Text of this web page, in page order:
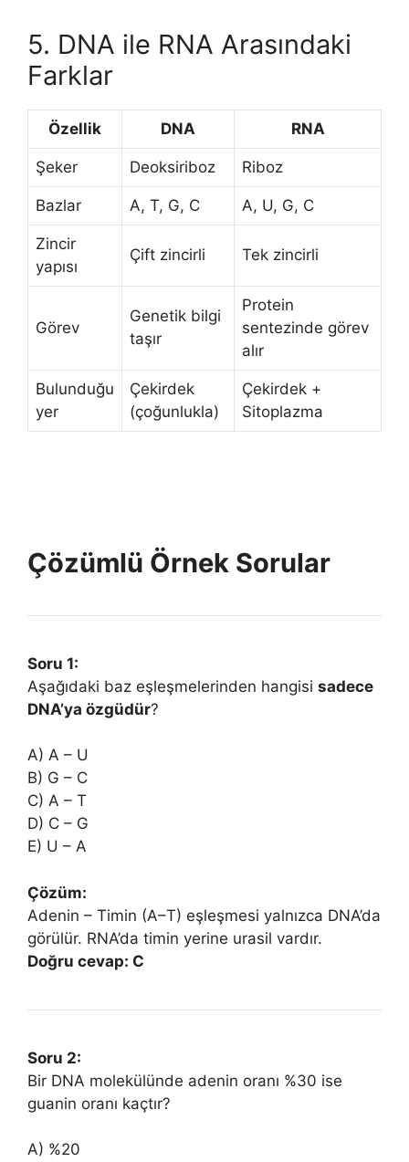
5. DNA ile RNA Arasındaki
Farklar
Özellik DNA RNA
Şeker Deoksiriboz Riboz
Bazlar A, T, G, C A, U, G, C
Zincir
yapısı
Çift zincirli Tek zincirli
Görev
Genetik bilgi
taşır
Protein
sentezinde görev
alır
Bulunduğu
yer
Çekirdek
(çoğunlukla)
Çekirdek +
Sitoplazma
Çözümlü Örnek Sorular
Soru 1:
Aşağıdaki baz eşleşmelerinden hangisi sadece
DNA’ya özgüdür?
A) A – U
B) G – C
C) A – T
D) C – G
E) U – A
Çözüm:
Adenin – Timin (A–T) eşleşmesi yalnızca DNA’da
görülür. RNA’da timin yerine urasil vardır.
Doğru cevap: C
Soru 2:
Bir DNA molekülünde adenin oranı %30 ise
guanin oranı kaçtır?
A) %20